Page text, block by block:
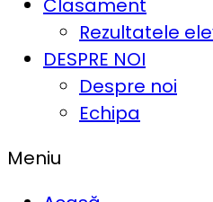
Clasament
Rezultatele
DESPRE NOI
Despre noi
Echipa
Meniu